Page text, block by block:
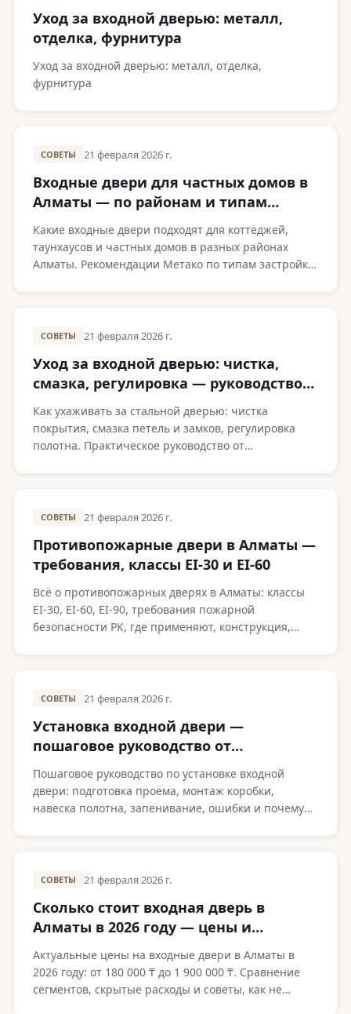
Уход за входной дверью: металл,
отделка, фурнитура
Уход за входной дверью: металл, отделка,
фурнитура
СОВЕТЫ 21 февраля 2026 г.
Входные двери для частных домов в
Алматы — по районам и типам
застройки
Какие входные двери подходят для коттеджей,
таунхаусов и частных домов в разных районах
Алматы. Рекомендации Метако по типам застройки
СОВЕТЫ 21 февраля 2026 г.
Уход за входной дверью: чистка,
смазка, регулировка — руководство
от Metako
Как ухаживать за стальной дверью: чистка
покрытия, смазка петель и замков, регулировка
полотна. Практическое руководство от
СОВЕТЫ 21 февраля 2026 г.
Противопожарные двери в Алматы —
требования, классы EI-30 и EI-60
Всё о противопожарных дверях в Алматы: классы
EI-30, EI-60, EI-90, требования пожарной
безопасности РК, где применяют, конструкция,
СОВЕТЫ 21 февраля 2026 г.
Установка входной двери —
пошаговое руководство от
производителя
Пошаговое руководство по установке входной
двери: подготовка проёма, монтаж коробки,
навеска полотна, запенивание, ошибки и почему
СОВЕТЫ 21 февраля 2026 г.
Сколько стоит входная дверь в
Алматы в 2026 году — цены и
сравнение
Актуальные цены на входные двери в Алматы в
2026 году: от 180 000 ₸ до 1 900 000 ₸. Сравнение
сегментов, скрытые расходы и советы, как не